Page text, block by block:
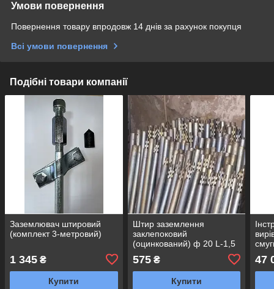
Умови повернення
Повернення товару впродовж 14 днів за рахунок покупця
Всі умови повернення
Подібні товари компанії
Заземлювач штировий
(комплект 3-метровий)
1 345 ₴
Купити
Штир заземлення
заклепоковий
(оцинкований) ф 20 L-1,5
575₴
Купити
47